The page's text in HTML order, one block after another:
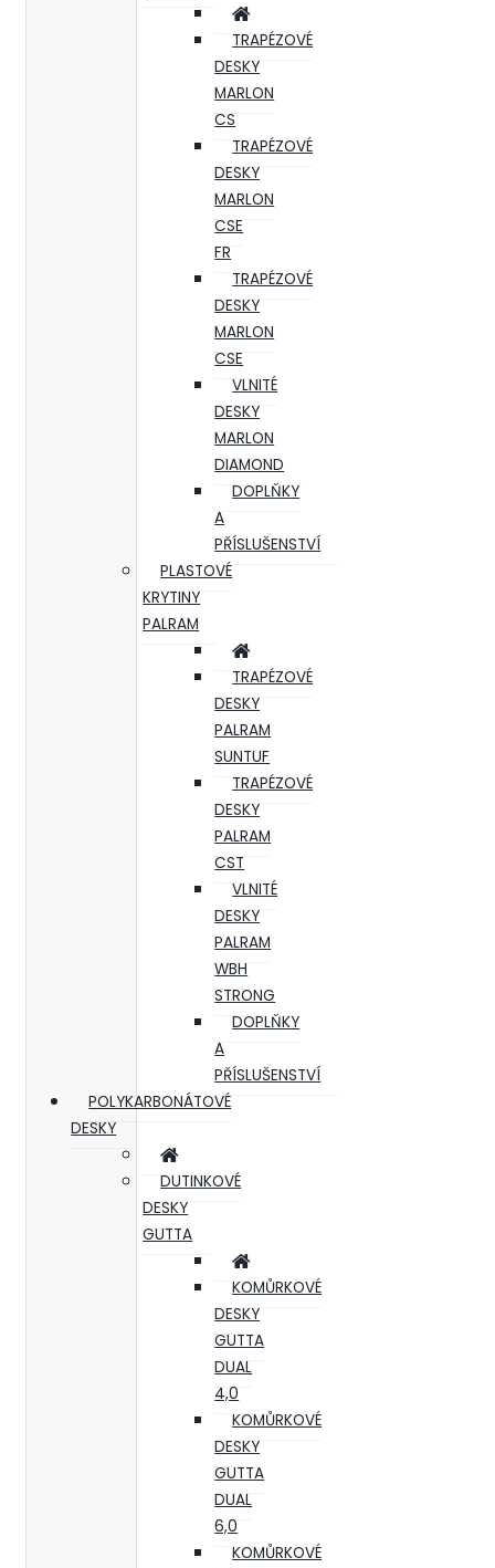
TRAPÉZOVÉ
DESKY
MARLON
CS
TRAPÉZOVÉ
DESKY
MARLON
CSE
FR
TRAPÉZOVÉ
DESKY
MARLON
CSE
VLNITÉ
DESKY
MARLON
DIAMOND
DOPLŇKY
A
PŘÍSLUŠENSTVÍ
PLASTOVÉ
KRYTINY
PALRAM
TRAPÉZOVÉ
DESKY
PALRAM
SUNTUF
TRAPÉZOVÉ
DESKY
PALRAM
CST
VLNITÉ
DESKY
PALRAM
WBH
STRONG
DOPLŇKY
A
PŘÍSLUŠENSTVÍ
POLYKARBONÁTOVÉ
DESKY
DUTINKOVÉ
DESKY
GUTTA
KOMŮRKOVÉ
DESKY
GUTTA
DUAL
4,0
KOMŮRKOVÉ
DESKY
GUTTA
DUAL
6,0
KOMŮRKOVÉ